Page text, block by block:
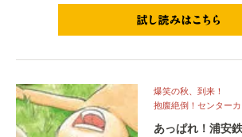
爆笑の秋、到来！
抱腹絶倒！センターカ
あっぱれ！浦安